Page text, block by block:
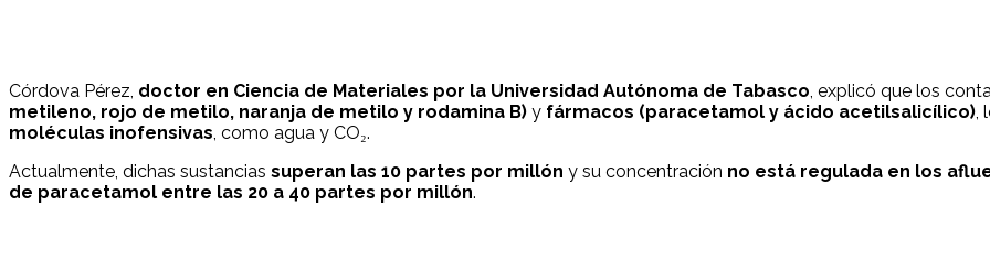
Córdova Pérez, doctor en Ciencia de Materiales por la Universidad Autónoma de Tabasco , explicó que los
metileno, rojo de metilo, naranja de metilo y rodamina B) y fármacos (paracetamol y ácido acetilsalicílico)
moléculas inofensivas , como agua y CO₂.
Actualmente, dichas sustancias superan las 10 partes por millón y su concentración no está regulada en los
de paracetamol entre las 20 a 40 partes por millón.